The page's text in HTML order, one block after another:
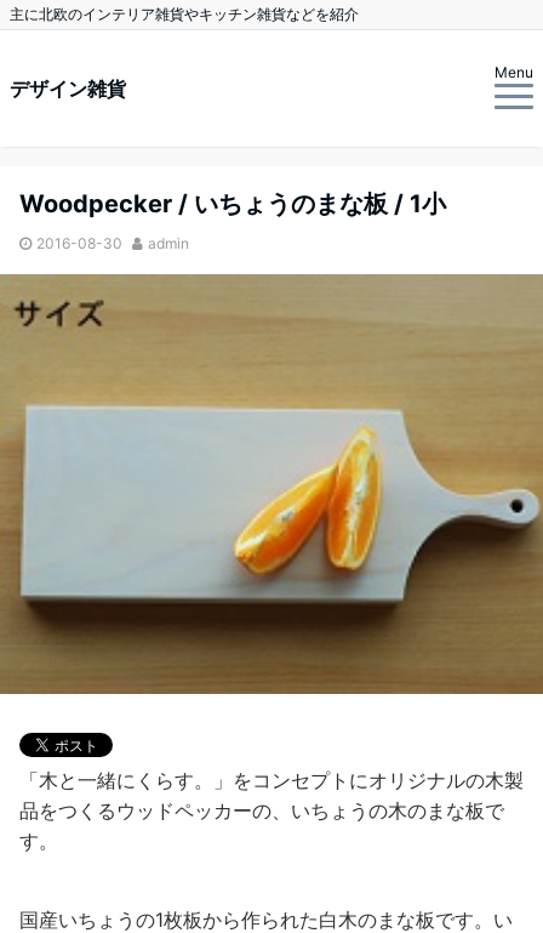
主に北欧のインテリア雑貨やキッチン雑貨などを紹介
デザイン雑貨
Menu
Woodpecker / いちょうのまな板 / 1小
2016-08-30 admin
「木と一緒にくらす。」をコンセプトにオリジナルの木製
品をつくるウッドペッカーの、いちょうの木のまな板で
す。
国産いちょうの1枚板から作られた白木のまな板です。い